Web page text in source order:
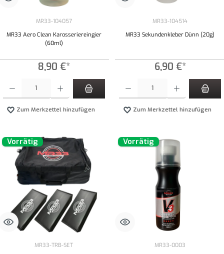
MR33-104057
MR33 Aero Clean Karosseriereingier
(60ml)
8,90 €*
Produkt Anzahl: Gib den gewünschten Wert ein oder benutze die Schaltflächen um die Anzahl
Zum Merkzettel hinzufügen
MR33-104514
MR33 Sekundenkleber Dünn (20g)
6,90 €*
Produkt Anzahl: Gib den gewünschten
Zum Merkzettel hinzufügen
Vorrätig
MR33-TRB-SET
Vorrätig
MR33-0003